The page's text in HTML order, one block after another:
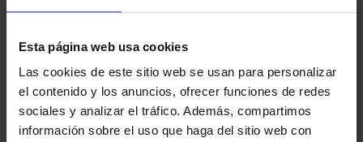
Esta página web usa cookies
Las cookies de este sitio web se usan para personalizar
el contenido y los anuncios, ofrecer funciones de redes
sociales y analizar el tráfico. Además, compartimos
información sobre el uso que haga del sitio web con
SUSCRIPCIÓN
CAPITALES DE
PROVINCIA 1
949,00 €
SUSCRIPCIÓN
CAPITALES DE
PROVINCIA 2
949,00 €